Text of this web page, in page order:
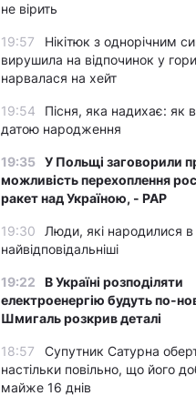
не вірить
19:57
Нікітюк з однорічним
вирушила на відпочинок у
нарвалася на хейт
19:54
Пісня, яка надихає: як
датою народження
19:35 У Польщі заговорили
можливість перехоплення
ракет над Україною, - PAP
19:30
Люди, які народилися в
найвідповідальніші
19:22
В Україні розподіляти
електроенергію будуть по-
Шмигаль розкрив деталі
18:57
Супутник Сатурна
настільки повільно, що його
майже 16 днів